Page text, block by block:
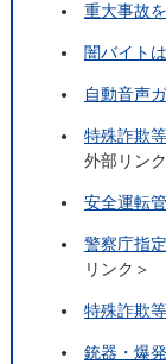
重大事故
闇バイト
自動音声
特殊詐欺
外部リン
安全運転
警察庁指
リンク＞
特殊詐欺
銃器・爆